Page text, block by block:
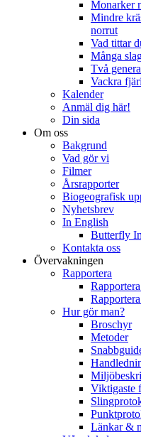
Monarker
Mindre
norrut
Vad tittar
Många
Två
Vackra
Kalender
Anmäl dig här!
Din sida
Om oss
Bakgrund
Vad gör vi
Filmer
Årsrapporter
Biogeografisk
Nyhetsbrev
In English
Butterfly
Kontakta oss
Övervakningen
Rapportera
Hur gör man?
Broschyr
Metoder
Viktigaste
Länkar &